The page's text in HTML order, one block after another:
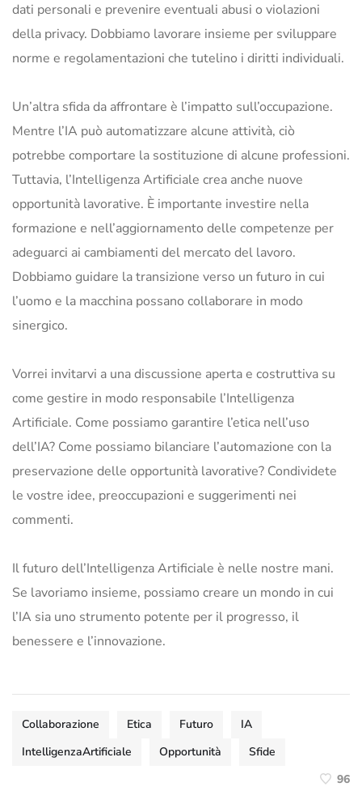
dati personali e prevenire eventuali abusi o violazioni
della privacy. Dobbiamo lavorare insieme per sviluppare
norme e regolamentazioni che tutelino i diritti individuali.
Un’altra sfida da affrontare è l’impatto sull’occupazione.
Mentre l’IA può automatizzare alcune attività, ciò
potrebbe comportare la sostituzione di alcune professioni.
Tuttavia, l’Intelligenza Artificiale crea anche nuove
opportunità lavorative. È importante investire nella
formazione e nell’aggiornamento delle competenze per
adeguarci ai cambiamenti del mercato del lavoro.
Dobbiamo guidare la transizione verso un futuro in cui
l’uomo e la macchina possano collaborare in modo
sinergico.
Vorrei invitarvi a una discussione aperta e costruttiva su
come gestire in modo responsabile l’Intelligenza
Artificiale. Come possiamo garantire l’etica nell’uso
dell’IA? Come possiamo bilanciare l’automazione con la
preservazione delle opportunità lavorative? Condividete
le vostre idee, preoccupazioni e suggerimenti nei
commenti.
Il futuro dell’Intelligenza Artificiale è nelle nostre mani.
Se lavoriamo insieme, possiamo creare un mondo in cui
l’IA sia uno strumento potente per il progresso, il
benessere e l’innovazione.
Collaborazione Etica Futuro
IA
IntelligenzaArtificiale
Opportunità
Sfide
96